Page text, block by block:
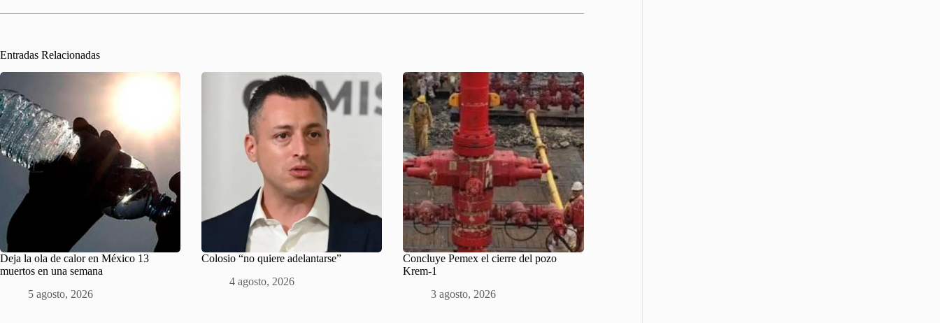
Entradas Relacionadas
Deja la ola de calor en México 13
muertos en una semana
5 agosto, 2026
Colosio “no quiere adelantarse”
4 agosto, 2026
Concluye Pemex el cierre del pozo
Krem-1
3 agosto, 2026